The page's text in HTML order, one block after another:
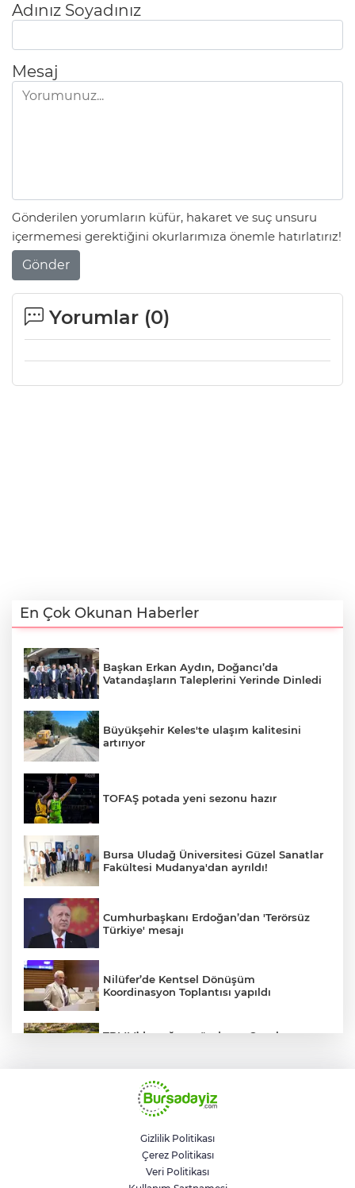
Adınız Soyadınız
Mesaj
Gönderilen yorumların küfür, hakaret ve suç unsuru
içermemesi gerektiğini okurlarımıza önemle hatırlatırız!
Gönder
Yorumlar (0)
En Çok Okunan Haberler
Başkan Erkan Aydın, Doğancı’da
Vatandaşların Taleplerini Yerinde Dinledi
Büyükşehir Keles'te ulaşım kalitesini
artırıyor
TOFAŞ potada yeni sezonu hazır
Bursa Uludağ Üniversitesi Güzel Sanatlar
Fakültesi Mudanya'dan ayrıldı!
Cumhurbaşkanı Erdoğan’dan 'Terörsüz
Türkiye' mesajı
Nilüfer’de Kentsel Dönüşüm
Koordinasyon Toplantısı yapıldı
TBMM’de yoğun gündem... Çocuk
BUSKİ'den su tarifeleri açıklaması... Aylık
güncelleme yeni zam uygulaması değil
Geleceğin milli kaykaycıları
Osmangazi’de yarışıyor
Gizlilik Politikası
Çerez Politikası
Veri Politikası